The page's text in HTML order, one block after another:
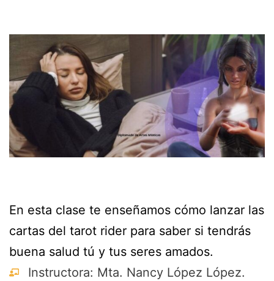
En esta clase te enseñamos cómo lanzar las
cartas del tarot rider para saber si tendrás
buena salud tú y tus seres amados.
Instructora: Mta. Nancy López López.